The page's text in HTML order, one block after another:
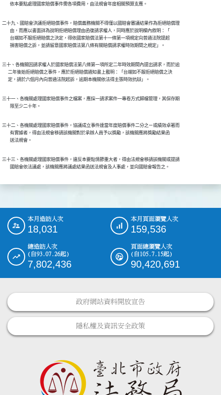
        依本要點處理國家賠償事件需各項費用，由法規會年度相關預算支應。
二十九、國賠會決議拒絕賠償事件，賠償義務機關不得僅以國賠會審議結果作為拒絕賠償理
        由，而應以書面詳為說明拒絕賠償理由函復請求權人，同時應於說明欄內敘明：「
        台端如不服拒絕賠償之決定，得依國家賠償法第十一條第一項規定向普通法院提起
        損害賠償之訴，並請留意國家賠償法第八條有關賠償請求權時效期間之規定」。
三十、各機關因請求權人於國家賠償法第八條第一項所定二年時效期間內提出請求，而於逾
      二年後始拒絕賠償之事件，應於拒絕賠償通知書上載明：「台端如不服拒絕賠償之決
      定，請於六個月內向普通法院起訴，逾期本機關依法得主張時效抗辯」。
三十一、各機關處理國家賠償事件之檔案，應採一請求案件一專卷方式歸檔管理，其保存期
        限至少二十年。
三十二、各機關處理國家賠償事件，協議成立事件達當年度賠償事件二分之ㄧ或績效卓著而
        有實據者，得由法規會移請該機關對於承辦人員予以獎勵，該機關應將獎勵結果函
        送法規會。
三十三、各機關處理國家賠償事件，違反本要點情節重大者，得由法規會移請該機關或提請
        國賠會依法議處，該機關應將議處結果函送法規會及人事處，並向國賠會報告之。
::: 本月造訪人次
18,031
本月頁面瀏覽人次
159,536
總造訪人次
(自93.07.26起)
7,802,436
頁面總瀏覽人次
(自105.7.15起)
90,420,691
政府網站資料開放宣告
隱私權及資訊安全政策